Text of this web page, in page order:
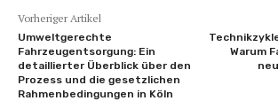
Vorheriger Artikel
Umweltgerechte
Fahrzeugentsorgung: Ein
detaillierter Überblick über den
Prozess und die gesetzlichen
Rahmenbedingungen in Köln
Warum